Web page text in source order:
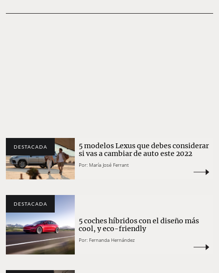
DESTACADA
5 modelos Lexus que debes considerar
si vas a cambiar de auto este 2022
Por: María José Ferrant
DESTACADA
5 coches híbridos con el diseño más
cool, y eco-friendly
Por: Fernanda Hernández